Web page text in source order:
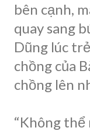
bên cạnh,
quay sang
Dũng lúc
chồng của
chồng lên
“Không